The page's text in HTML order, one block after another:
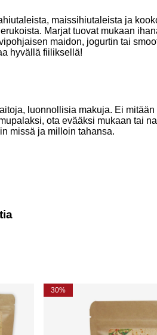
maissihiutaleista ja
Marjat tuovat mukaan
maidon, jogurtin tai
hyvällä fiiliksellä!
luonnollisia makuja. Ei
ota evääksi mukaan tai
missä ja milloin tahansa.
30%